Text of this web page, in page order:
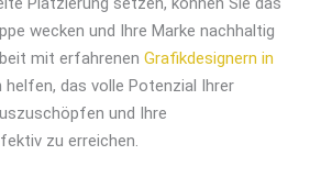
wecken und Ihre Marke nachhaltig
mit erfahrenen Grafikdesignern in
helfen, das volle Potenzial Ihrer
und Ihre
zu erreichen.